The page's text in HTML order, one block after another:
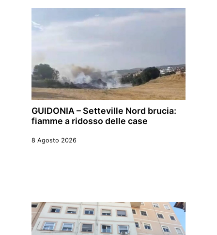
GUIDONIA – Setteville Nord brucia:
fiamme a ridosso delle case
8 Agosto 2026